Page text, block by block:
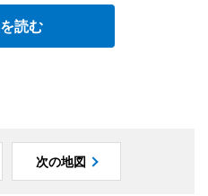
読む
次の地図